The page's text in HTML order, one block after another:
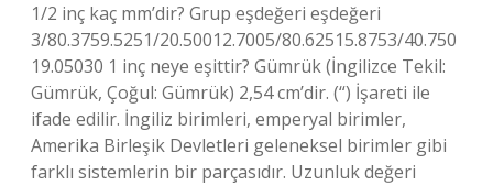
1/2 inç kaç mm’dir? Grup eşdeğeri eşdeğeri
3/80.3759.5251/20.50012.7005/80.62515.8753/40.750
19.05030 1 inç neye eşittir? Gümrük (İngilizce Tekil:
Gümrük, Çoğul: Gümrük) 2,54 cm’dir. (“) İşareti ile
ifade edilir. İngiliz birimleri, emperyal birimler,
Amerika Birleşik Devletleri geleneksel birimler gibi
farklı sistemlerin bir parçasıdır. Uzunluk değeri